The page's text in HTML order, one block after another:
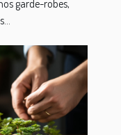
garde-robes,